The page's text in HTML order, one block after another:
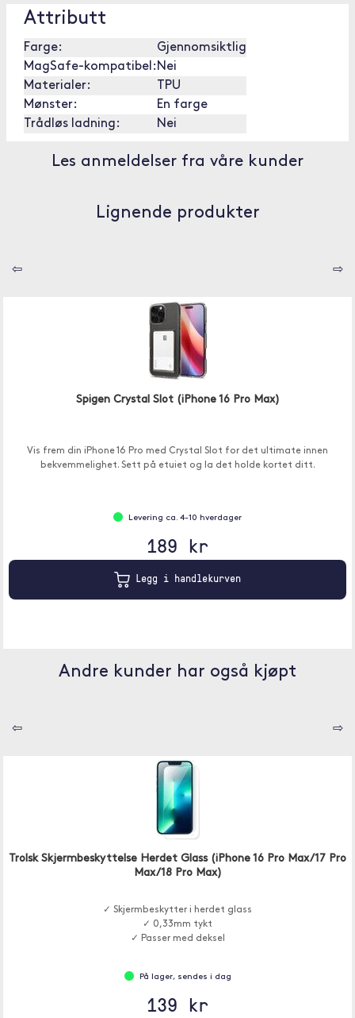
Attributt
Farge:
Gjennomsiktlig
MagSafe-kompatibel: Nei
Materialer:
TPU
Mønster:
En farge
Trådløs ladning:
Nei
Les anmeldelser fra våre kunder
Lignende produkter
⇦ ⇨
Spigen Crystal Slot (iPhone 16 Pro Max)
Vis frem din iPhone 16 Pro med Crystal Slot for det ultimate innen
bekvemmelighet. Sett på etuiet og la det holde kortet ditt.
Levering ca. 4-10 hverdager
189 kr
Legg i handlekurven
Andre kunder har også kjøpt
⇦ ⇨
Trolsk Skjermbeskyttelse Herdet Glass (iPhone 16 Pro Max/17 Pro
Max/18 Pro Max)
✓ Skjermbeskytter i herdet glass
✓ 0,33mm tykt
✓ Passer med deksel
På lager, sendes i dag
139 kr